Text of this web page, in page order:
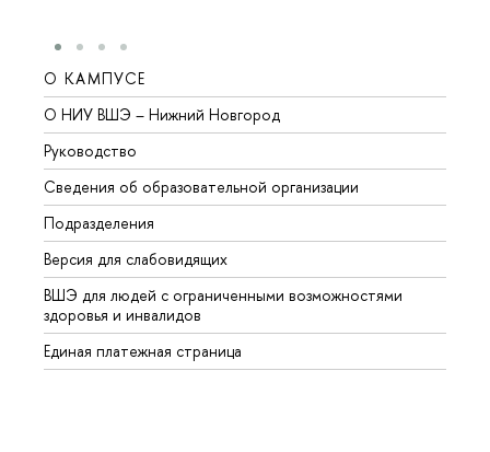
О КАМПУСЕ
О НИУ ВШЭ – Нижний Новгород
Руководство
Сведения об образовательной организации
Подразделения
Версия для слабовидящих
ВШЭ для людей с ограниченными возможностями
здоровья и инвалидов
Единая платежная страница